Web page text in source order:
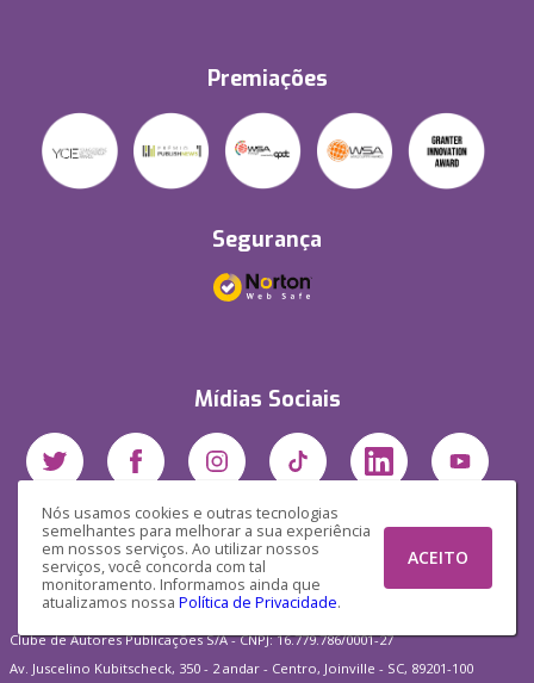
Nós usamos cookies e outras tecnologias
semelhantes para melhorar a sua experiência
em nossos serviços. Ao utilizar nossos
serviços, você concorda com tal
monitoramento. Informamos ainda que
atualizamos nossa Política de Privacidade.
ACEITO
Premiações
Segurança
Mídias Sociais
Clube de Autores Publicações S/A - CNPJ: 16.779.786/0001-27
Av. Juscelino Kubitscheck, 350 - 2 andar - Centro, Joinville - SC, 89201-100